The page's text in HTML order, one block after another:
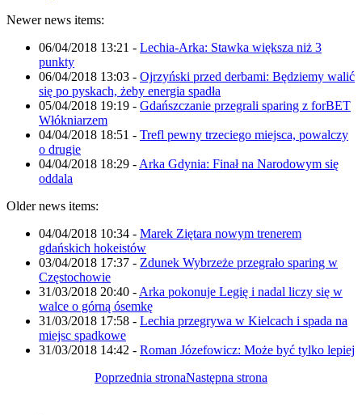
Newer news items:
06/04/2018 13:21 - Lechia-Arka: Stawka większa niż 3
punkty
06/04/2018 13:03 - Ojrzyński przed derbami: Będziemy walić
się po pyskach, żeby energia spadła
05/04/2018 19:19 - Gdańszczanie przegrali sparing z forBET
Włókniarzem
04/04/2018 18:51 - Trefl pewny trzeciego miejsca, powalczy
o drugie
04/04/2018 18:29 - Arka Gdynia: Finał na Narodowym się
oddala
Older news items:
04/04/2018 10:34 - Marek Ziętara nowym trenerem
gdańskich hokeistów
03/04/2018 17:37 - Zdunek Wybrzeże przegrało sparing w
Częstochowie
31/03/2018 20:40 - Arka pokonuje Legię i nadal liczy się w
walce o górną ósemkę
31/03/2018 17:58 - Lechia przegrywa w Kielcach i spada na
miejsc spadkowe
31/03/2018 14:42 - Roman Józefowicz: Może być tylko lepiej
Poprzednia stronaNastępna strona